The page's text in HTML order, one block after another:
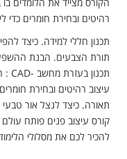
רהיטים ובחירת חומרים כדי
תכנון חללי למידה. כיצד
תורת הצבעים. הבנת
תכנון בעזרת מחשב -CAD : רכישת מיומנויות בתוכנה ייעודית כדי להמחיש טוב יותר את הרעיונות העיצוביים.
עיצוב רהיטים ובחירת
תאורה. כיצד לנצל אור
קורס עיצוב פנים פותח
להכיר לכם את מסלולי